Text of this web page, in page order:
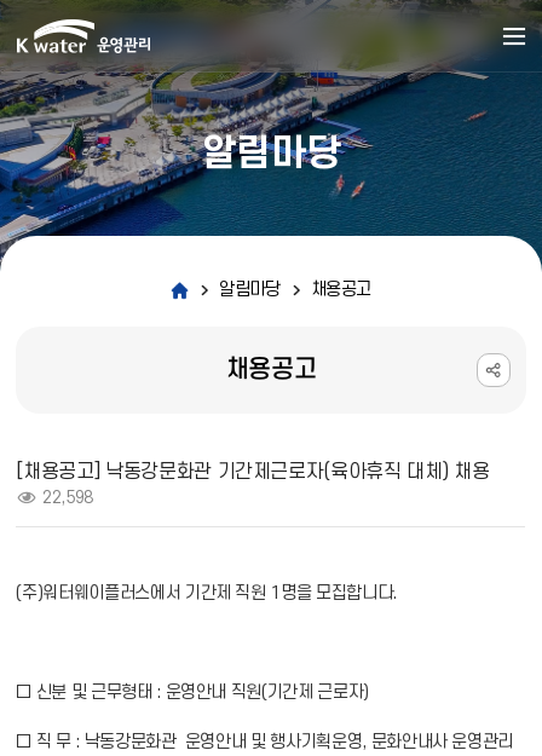
알림마당
알림마당 채용공고
채용공고
[채용공고] 낙동강문화관 기간제근로자(육아휴직 대체) 채용
22,598
(주)워터웨이플러스에서 기간제 직원 1명을 모집합니다.
□ 신분 및 근무형태 : 운영안내 직원(기간제 근로자)
□ 직 무 : 낙동강문화관 운영안내 및 행사기획운영, 문화안내사 운영관리